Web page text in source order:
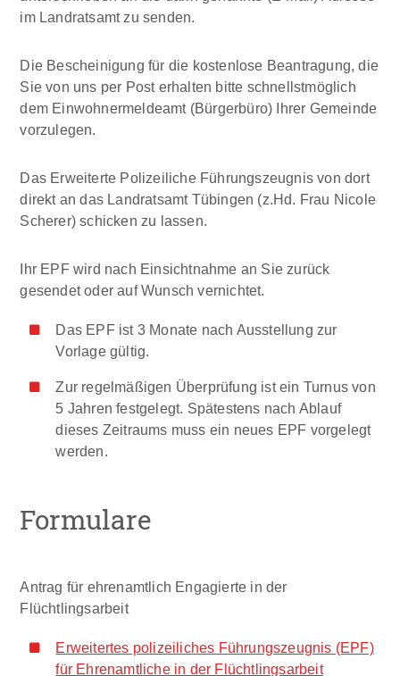
im Landratsamt zu senden.
Die Bescheinigung für die kostenlose Beantragung, die
Sie von uns per Post erhalten bitte schnellstmöglich
dem Einwohnermeldeamt (Bürgerbüro) Ihrer Gemeinde
vorzulegen.
Das Erweiterte Polizeiliche Führungszeugnis von dort
direkt an das Landratsamt Tübingen (z.Hd. Frau Nicole
Scherer) schicken zu lassen.
Ihr EPF wird nach Einsichtnahme an Sie zurück
gesendet oder auf Wunsch vernichtet.
Das EPF ist 3 Monate nach Ausstellung zur
Vorlage gültig.
Zur regelmäßigen Überprüfung ist ein Turnus von
5 Jahren festgelegt. Spätestens nach Ablauf
dieses Zeitraums muss ein neues EPF vorgelegt
werden.
Formulare
Antrag für ehrenamtlich Engagierte in der
Flüchtlingsarbeit
Erweitertes polizeiliches Führungszeugnis (EPF)
für Ehrenamtliche in der Flüchtlingsarbeit